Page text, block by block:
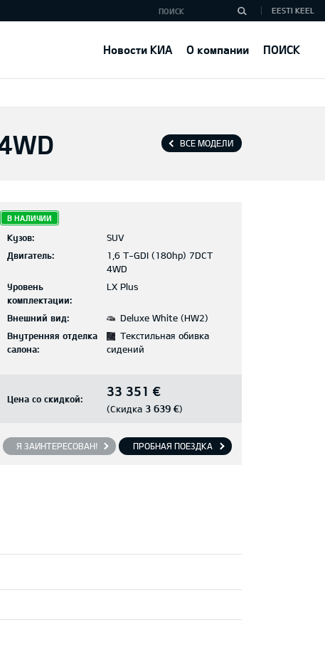
Новости КИА О компании ПОИСК
EESTI KEEL
ВСЕ МОДЕЛИ
В НАЛИЧИИ
Кузов:
SUV
Двигатель:
1,6 T-GDI (180hp) 7DCT
4WD
Уровень
комплектации:
LX Plus
Внешний вид:
Deluxe White (HW2)
Внутренняя отделка
салона:
Текстильная обивка
сидений
Цена со скидкой: 33 351 €
(Скидка 3 639 €)
Я ЗАИНТЕРЕСОВАН! ПРОБНАЯ ПОЕЗДКА